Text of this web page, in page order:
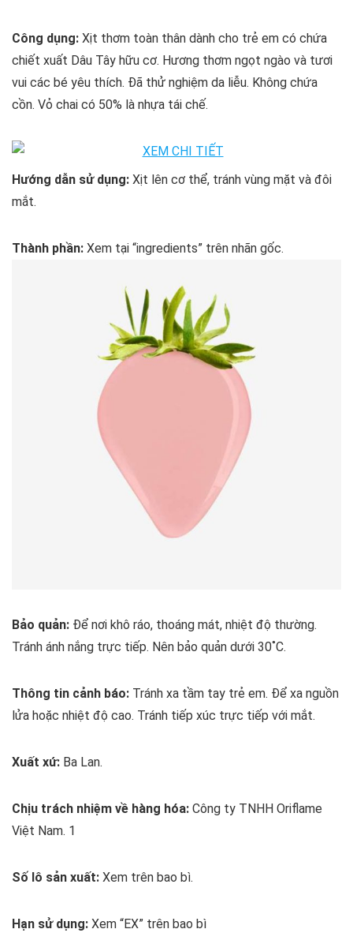
Công dụng: Xịt thơm toàn thân dành cho trẻ em có chứa
chiết xuất Dâu Tây hữu cơ. Hương thơm ngọt ngào và tươi
vui các bé yêu thích. Đã thử nghiệm da liễu. Không chứa
cồn. Vỏ chai có 50% là nhựa tái chế.
Hướng dẫn sử dụng: Xịt lên cơ thể, tránh vùng mặt và đôi
mắt.
Thành phần: Xem tại “ingredients” trên nhãn gốc.
Bảo quản: Để nơi khô ráo, thoáng mát, nhiệt độ thường.
Tránh ánh nắng trực tiếp. Nên bảo quản dưới 30˚C.
Thông tin cảnh báo: Tránh xa tầm tay trẻ em. Để xa nguồn
lửa hoặc nhiệt độ cao. Tránh tiếp xúc trực tiếp với mắt.
Xuất xứ: Ba Lan.
Chịu trách nhiệm về hàng hóa: Công ty TNHH Oriflame
Việt Nam. 1
Số lô sản xuất: Xem trên bao bì.
Hạn sử dụng: Xem “EX” trên bao bì